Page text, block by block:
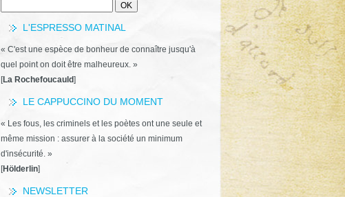
L'ESPRESSO MATINAL
« C'est une espèce de bonheur de connaître jusqu'à
quel point on doit être malheureux. »
[La Rochefoucauld]
LE CAPPUCCINO DU MOMENT
« Les fous, les criminels et les poètes ont une seule et
même mission : assurer à la société un minimum
d'insécurité. »
[Hölderlin]
NEWSLETTER